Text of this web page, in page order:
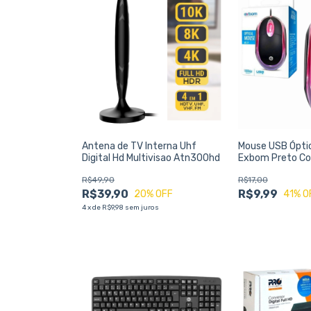
Antena de TV Interna Uhf
Digital Hd Multivisao Atn300hd
R$39,90
R$49,90
20% OFF
4xde R$9,98 sem juros
Mouse USB
Exbom Preto
R$9,99
R$17,00
41%